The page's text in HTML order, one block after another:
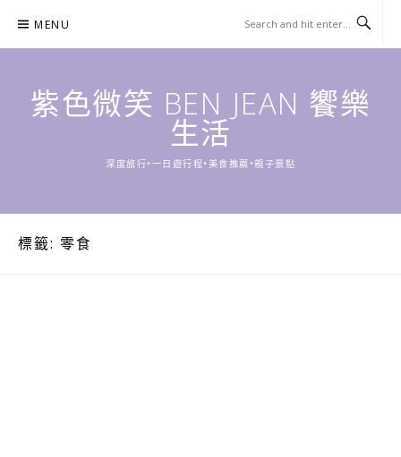
content
MENU
紫色微笑 BEN JEAN 饗樂
生活
深度旅行•一日遊行程•美食推薦•親子景點
標籤: 零食